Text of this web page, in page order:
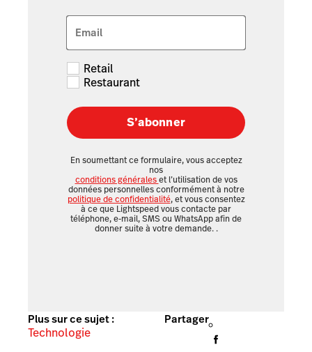
Email
Retail
Restaurant
S’abonner
En soumettant ce formulaire, vous acceptez
nos
conditions généraleset l’utilisation de vos
données personnelles conformément à notre
politique de confidentialité, et vous consentez
à ce que Lightspeed vous contacte par
téléphone, e-mail, SMS ou WhatsApp afin de
donner suite à votre demande. .
Plus sur ce sujet :
Technologie
Partager